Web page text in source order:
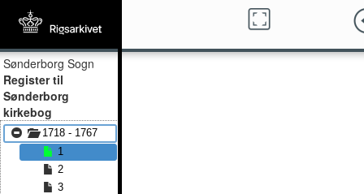
Sønderborg Sogn
Register til
Sønderborg
kirkebog
1718 - 1767
1
2
3